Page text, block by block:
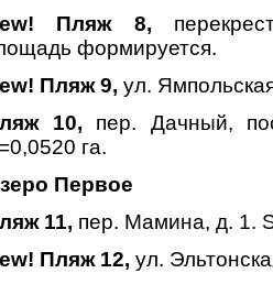
Пляж 8,
формируется.
Пляж 9, ул.
10, пер. Дачный,
га.
Первое
11, пер. Мамина, д. 1.
Пляж 12, ул.